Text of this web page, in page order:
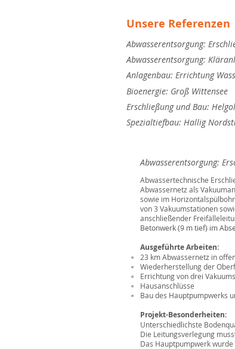
Unsere Referenzen
Abwasserentsorgung:
Abwasserentsorgung:
Anlagenbau: Errichtung
Bioenergie: Groß Wittensee
Erschließung und Bau:
Spezialtiefbau: Hallig
Abwasserentsorgung:
Abwassertechnische
Abwassernetz als
sowie im
von 3 Vakuumstationen
anschließender
Betonwerk (9 m tief) im
Ausgeführte Arbeiten:
23 km Abwassernetz in
Wiederherstellung der
Errichtung von drei
Hausanschlüsse
Bau des Hauptpumpwerks
Projekt-Besonderheiten:
Unterschiedlichste
Die Leitungsverlegung
Das Hauptpumpwerk